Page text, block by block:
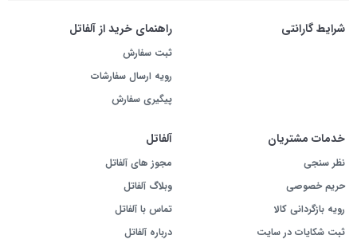
شرایط گارانتی راهنمای خرید از آلفاتل
ثبت سفارش
رویه ارسال سفارشات
پیگیری سفارش
خدمات مشتریان
نظر سنجی
حریم خصوصی
رویه بازگردانی کالا
ثبت شکایات در سایت
آلفاتل
مجوز های آلفاتل
وبلاگ آلفاتل
تماس با آلفاتل
درباره آلفاتل